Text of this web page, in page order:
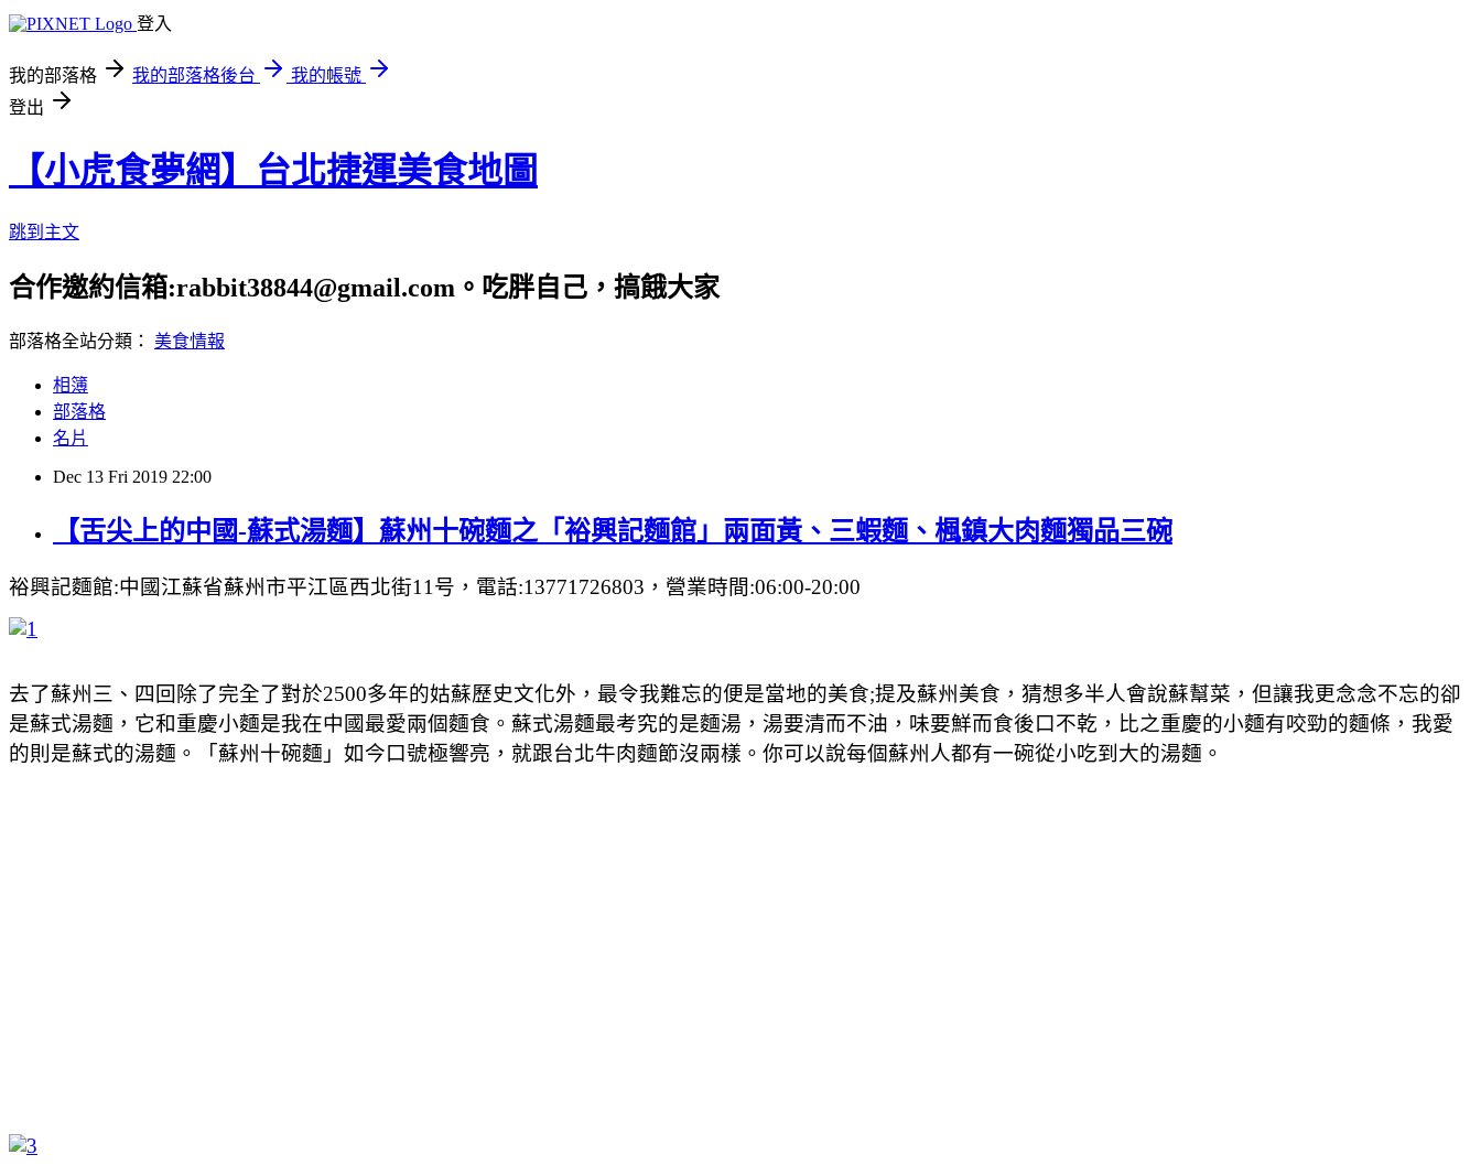
登入
我的部落格 我的部落格後台
我的帳號
登出
【小虎食夢網】台北捷運美食地圖
跳到主文
合作邀約信箱:rabbit38844@gmail.com。吃胖自己，搞餓大家
部落格全站分類： 美食情報
相簿
部落格
名片
Dec 13 Fri 2019 22:00
【舌尖上的中國-蘇式湯麵】蘇州十碗麵之「裕興記麵館」兩面黃、三蝦麵、楓鎮大肉麵獨品三碗
裕興記麵館:中國江蘇省蘇州市平江區西北街11号，電話:13771726803，營業時間:06:00-20:00
去了蘇州三、四回除了完全了對於2500多年的姑蘇歷史文化外，最令我難忘的便是當地的美食;提及蘇州美食，猜想多半人會說蘇幫菜，但讓我更念念不忘的卻
是蘇式湯麵，它和重慶小麵是我在中國最愛兩個麵食。蘇式湯麵最考究的是麵湯，湯要清而不油，味要鮮而食後口不乾，比之重慶的小麵有咬勁的麵條，我愛
的則是蘇式的湯麵。「蘇州十碗麵」如今口號極響亮，就跟台北牛肉麵節沒兩樣。你可以說每個蘇州人都有一碗從小吃到大的湯麵。